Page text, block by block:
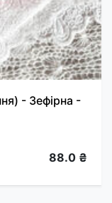
- Зефірна -
88.0 ₴